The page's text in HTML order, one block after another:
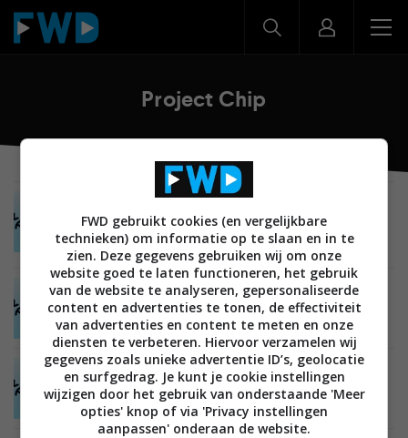
Project Chip
13 MAART 2022
Alles over Matter: de verbindende factor voor je
smarthome
TIPS EN ADVIES SMARTHOME ALGEMEEN 30 MEI 2021
Project Chip wordt Matter: dit wil je weten over
de smarthomestandaard
NIEUWS SMARTHOME BEDIENING 20 MEI 2021
Google Nest-speakers en -displays krijgen
ondersteuning voor Matter
FWD gebruikt cookies (en vergelijkbare
technieken) om informatie op te slaan en in te
zien. Deze gegevens gebruiken wij om onze
website goed te laten functioneren, het gebruik
van de website te analyseren, gepersonaliseerde
content en advertenties te tonen, de effectiviteit
van advertenties en content te meten en onze
diensten te verbeteren. Hiervoor verzamelen wij
gegevens zoals unieke advertentie ID’s, geolocatie
en surfgedrag. Je kunt je cookie instellingen
wijzigen door het gebruik van onderstaande 'Meer
opties' knop of via 'Privacy instellingen
aanpassen' onderaan de website.